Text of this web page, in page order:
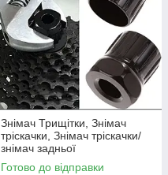
Знімач Трищітки, Знімач
тріскачки, Знімач тріскачки/
знімач задньої
касети,ЧОРНИЙ
Готово до відправки